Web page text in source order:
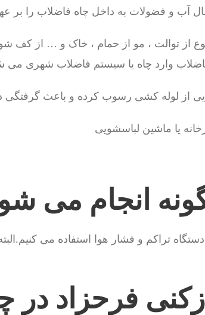
آب و فضولات به داخل چاه فاضلاب را بر
از توالت ، مو از حمام ، خاک و … از کف
وارد چاه یا سیستم فاضلاب شهری می
از لوله کشی رسوب کرده و باعث
انجام می
تراکم و فشار هوا استفاده می
فرحزاد در